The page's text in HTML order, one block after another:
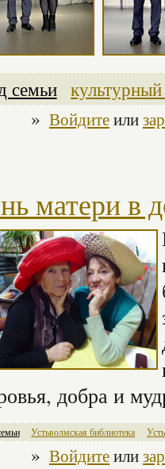
семьи
» Войдитеили
матери в
добра и
Устьволмская библиотека
» Войдитеили